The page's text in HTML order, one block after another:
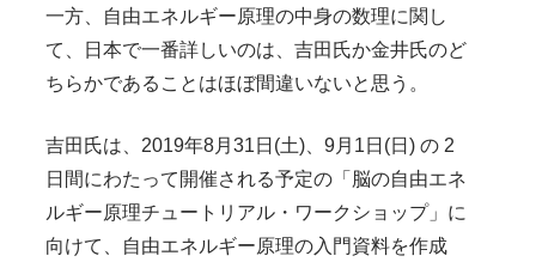
一方、自由エネルギー原理の中身の数理に関し
て、日本で一番詳しいのは、吉田氏か金井氏のど
ちらかであることはほぼ間違いないと思う。
吉田氏は、2019年8月31日(土)、9月1日(日) の 2
日間にわたって開催される予定の「脳の自由エネ
ルギー原理チュートリアル・ワークショップ」に
向けて、自由エネルギー原理の入門資料を作成